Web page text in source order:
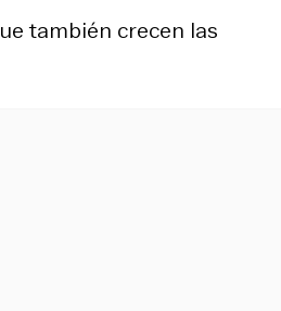
también crecen las